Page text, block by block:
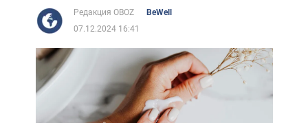
Редакция OBOZ
BeWell
07.12.2024 16:41